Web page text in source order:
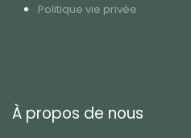
Politique vie privée
À propos de nous